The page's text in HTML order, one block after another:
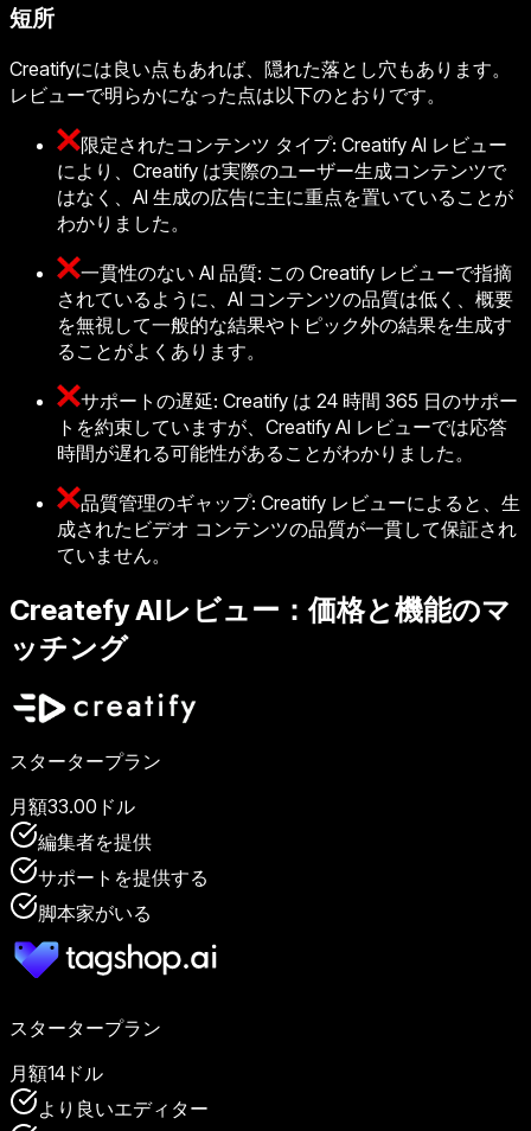
短所
Creatifyには良い点もあれば、隠れた落とし穴もあります。
レビューで明らかになった点は以下のとおりです。
限定されたコンテンツ タイプ: Creatify AI レビュー
により、Creatify は実際のユーザー生成コンテンツで
はなく、AI 生成の広告に主に重点を置いていることが
わかりました。
一貫性のない AI 品質: この Creatify レビューで指摘
されているように、AI コンテンツの品質は低く、概要
を無視して一般的な結果やトピック外の結果を生成す
ることがよくあります。
サポートの遅延: Creatify は 24 時間 365 日のサポー
トを約束していますが、Creatify AI レビューでは応答
時間が遅れる可能性があることがわかりました。
品質管理のギャップ: Creatify レビューによると、生
成されたビデオ コンテンツの品質が一貫して保証され
ていません。
Createfy AIレビュー：価格と機能のマ
ッチング
スタータープラン
月額33.00ドル
編集者を提供
サポートを提供する
脚本家がいる
スタータープラン
月額14ドル
より良いエディター